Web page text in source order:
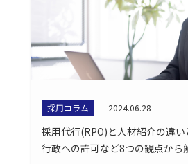
採用コラム 2024.06.28
採用代行(RPO)と人材紹介の違
行政への許可など8つの観点から